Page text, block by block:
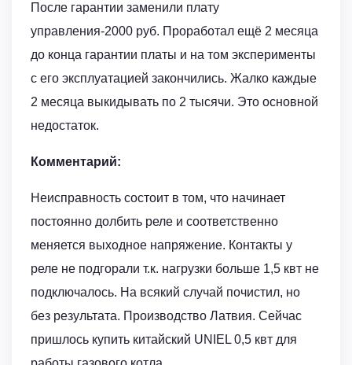
После гарантии заменили плату
управления-2000 руб. Проработал ещё 2 месяца
до конца гарантии платы и на том эксперименты
с его эксплуатацией закончились. Жалко каждые
2 месяца выкидывать по 2 тысячи. Это основной
недостаток.
Комментарий:
Неисправность состоит в том, что начинает
постоянно долбить реле и соответственно
меняется выходное напряжение. Контакты у
реле не подгорали т.к. нагрузки больше 1,5 квт не
подключалось. На всякий случай почистил, но
без результата. Производство Латвия. Сейчас
пришлось купить китайский UNIEL 0,5 квт для